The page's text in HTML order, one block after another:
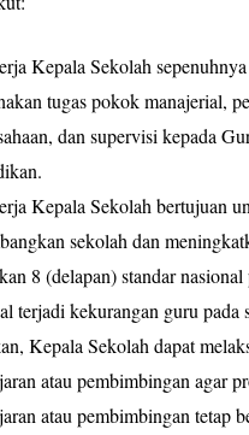
Kepala Sekolah
tugas pokok manajerial,
dan supervisi kepada
Kepala Sekolah bertujuan
sekolah dan
8 (delapan) standar
terjadi kekurangan guru pada
Kepala Sekolah dapat
atau pembimbingan agar
atau pembimbingan tetap